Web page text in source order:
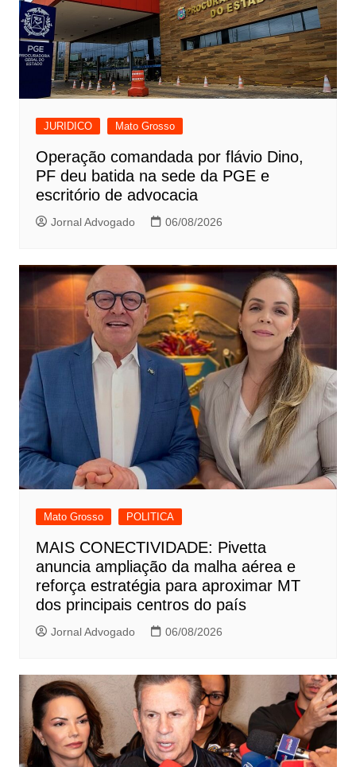
JURIDICO Mato Grosso
Operação comandada por flávio Dino,
PF deu batida na sede da PGE e
escritório de advocacia
Jornal Advogado 06/08/2026
Mato Grosso POLITICA
MAIS CONECTIVIDADE: Pivetta
anuncia ampliação da malha aérea e
reforça estratégia para aproximar MT
dos principais centros do país
Jornal Advogado 06/08/2026